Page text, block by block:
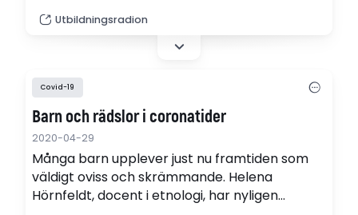
Edwin visar sig ha blivit en fullfjädrad
Utbildningsradion
Covid-19
Barn och rädslor i coronatider
2020-04-29
Många barn upplever just nu framtiden som
väldigt oviss och skrämmande. Helena
Hörnfeldt, docent i etnologi, har nyligen